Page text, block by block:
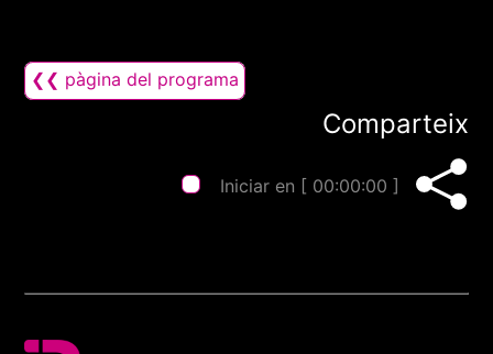
❮❮ pàgina del programa
Comparteix
Iniciar en [ 00:00:00 ]